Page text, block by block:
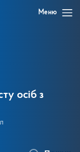
Меню
осіб з